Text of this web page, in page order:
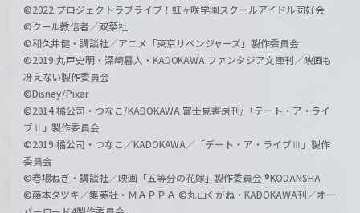
©2022 プロジェクトラブライブ！虹ヶ咲学園スクールアイドル同好会
©クール教信者／双葉社
©和久井健・講談社／アニメ「東京リベンジャーズ」製作委員会
©2019 丸戸史明・深崎暮人・KADOKAWA ファンタジア文庫刊／映画も
冴えない製作委員会
©Disney/Pixar
©2014 橘公司・つなこ/KADOKAWA 富士見書房刊/「デート・ア・ライ
ブⅡ」製作委員会
©2019 橘公司・つなこ／KADOKAWA／「デート・ア・ライブⅢ」製作
委員会
©春場ねぎ・講談社／映画「五等分の花嫁」製作委員会 ®KODANSHA
©藤本タツキ／集英社・ＭＡＰＰＡ ©丸山くがね・KADOKAWA刊／オー